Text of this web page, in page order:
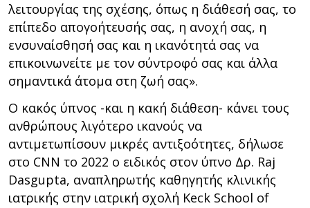
λειτουργίας της σχέσης, όπως η διάθεσή σας, το
επίπεδο απογοήτευσής σας, η ανοχή σας, η
ενσυναίσθησή σας και η ικανότητά σας να
επικοινωνείτε με τον σύντροφό σας και άλλα
σημαντικά άτομα στη ζωή σας».
Ο κακός ύπνος -και η κακή διάθεση- κάνει τους
ανθρώπους λιγότερο ικανούς να
αντιμετωπίσουν μικρές αντιξοότητες, δήλωσε
στο CNN το 2022 ο ειδικός στον ύπνο Δρ. Raj
Dasgupta, αναπληρωτής καθηγητής κλινικής
ιατρικής στην ιατρική σχολή Keck School of